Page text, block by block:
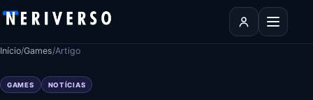
Pular para o conteúdo
Abrir
Início/Games/Artigo
GAMES NOTÍCIAS